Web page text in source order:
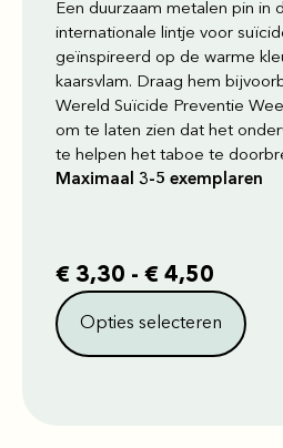
Een duurzaam metalen pin in
internationale lintje voor
geïnspireerd op de warme
kaarsvlam. Draag hem
Wereld Suïcide Preventie
om te laten zien dat het
te helpen het taboe te
Maximaal 3-5 exemplaren
€ 3,30 - € 4,50
Opties selecteren